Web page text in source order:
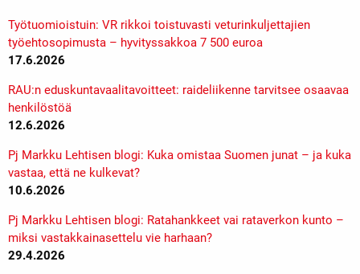
Työtuomioistuin: VR rikkoi toistuvasti veturinkuljettajien
työehtosopimusta – hyvityssakkoa 7 500 euroa
17.6.2026
RAU:n eduskuntavaalitavoitteet: raideliikenne tarvitsee osaavaa
henkilöstöä
12.6.2026
Pj Markku Lehtisen blogi: Kuka omistaa Suomen junat – ja kuka
vastaa, että ne kulkevat?
10.6.2026
Pj Markku Lehtisen blogi: Ratahankkeet vai rataverkon kunto –
miksi vastakkainasettelu vie harhaan?
29.4.2026